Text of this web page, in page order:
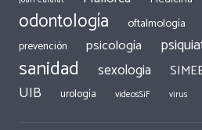
odontología oftalmología
prevención psicología
sanidad sexologia
UIB urología videosSiF virus